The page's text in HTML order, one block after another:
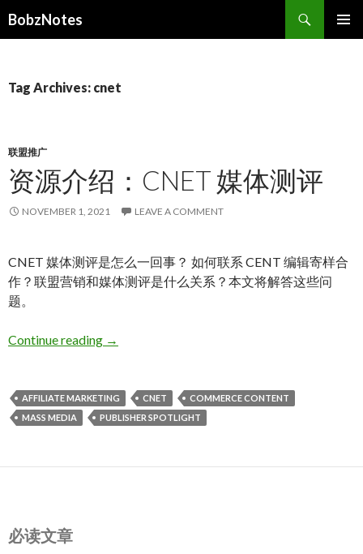
BobzNotes
Tag Archives: cnet
联盟推广
资源介绍：CNET 媒体测评
NOVEMBER 1, 2021 LEAVE A COMMENT
CNET 媒体测评是怎么一回事？ 如何联系 CENT 编辑寄样合
作？联盟营销和媒体测评是什么关系？本文将解答这些问
题。
Continue reading 资源介绍：CNET 媒体测评
→
AFFILIATE MARKETING CNET
COMMERCE CONTENT
MASS MEDIA
PUBLISHER SPOTLIGHT
必读文章